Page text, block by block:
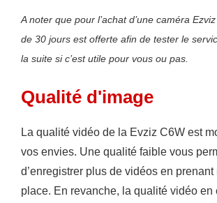
A noter que pour l’achat d’une caméra
de 30 jours est offerte afin de tester le
la suite si c’est utile pour vous ou pas.
Qualité d'image
La qualité vidéo de la Evziz C6W est
vos envies. Une qualité faible vous
d’enregistrer plus de vidéos en prenant
place. En revanche, la qualité vidéo en